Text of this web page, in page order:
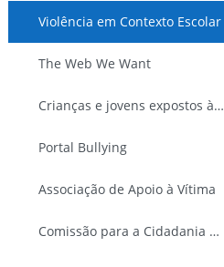
Violência em Contexto Escolar
The Web We Want
Crianças e jovens expostos à violência doméstica - CPCJ
Portal Bullying
Associação de Apoio à Vítima
Comissão para a Cidadania e Igualdade de Género